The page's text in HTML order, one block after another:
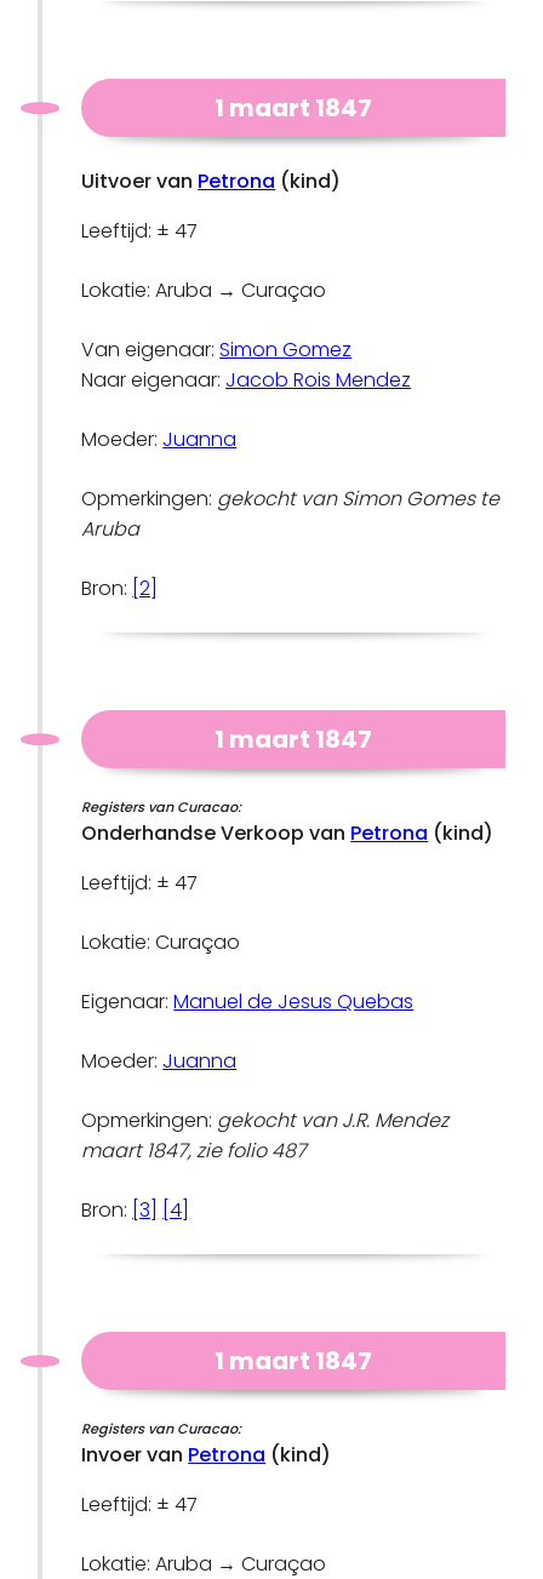
1 maart 1847
Uitvoer van Petrona (kind)
Leeftijd: ± 47
Lokatie: Aruba → Curaçao
Van eigenaar:Simon Gomez
Naar eigenaar: Jacob Rois Mendez
Moeder: Juanna
Opmerkingen: gekocht van Simon Gomes te
Aruba
Bron: [2]
1 maart 1847
Registers van Curacao:
Onderhandse Verkoop van Petrona (kind)
Leeftijd: ± 47
Lokatie: Curaçao
Eigenaar:Manuel de Jesus Quebas
Moeder: Juanna
Opmerkingen: gekocht van J.R. Mendez
maart 1847, zie folio 487
Bron: [3] [4]
1 maart 1847
Registers van Curacao:
Invoer van Petrona (kind)
Leeftijd: ± 47
Lokatie: Aruba → Curaçao